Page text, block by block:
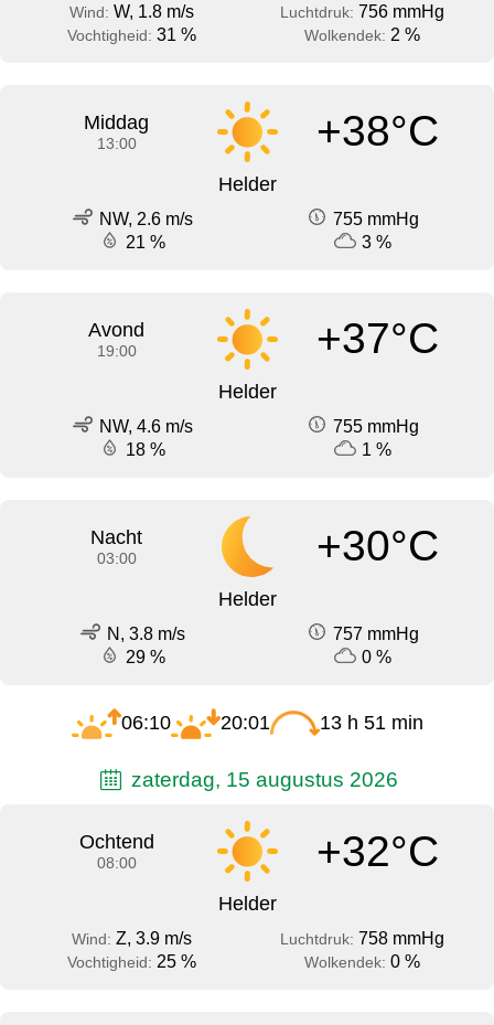
Wind: W, 1.8 m/s Luchtdruk: 756 mmHg
Vochtigheid: 31 % Wolkendek: 2 %
Middag
13:00 +38°C
Helder
NW, 2.6 m/s
755 mmHg
21 %
3 %
Avond
19:00 +37°C
Helder
NW, 4.6 m/s
755 mmHg
18 %
1 %
Nacht
03:00 +30°C
Helder
N, 3.8 m/s
757 mmHg
29 %
0 %
06:10 20:01 13 h 51 min
zaterdag, 15 augustus 2026
Ochtend
08:00 +32°C
Helder
Wind: Z, 3.9 m/s Luchtdruk: 758 mmHg
Vochtigheid: 25 % Wolkendek: 0 %